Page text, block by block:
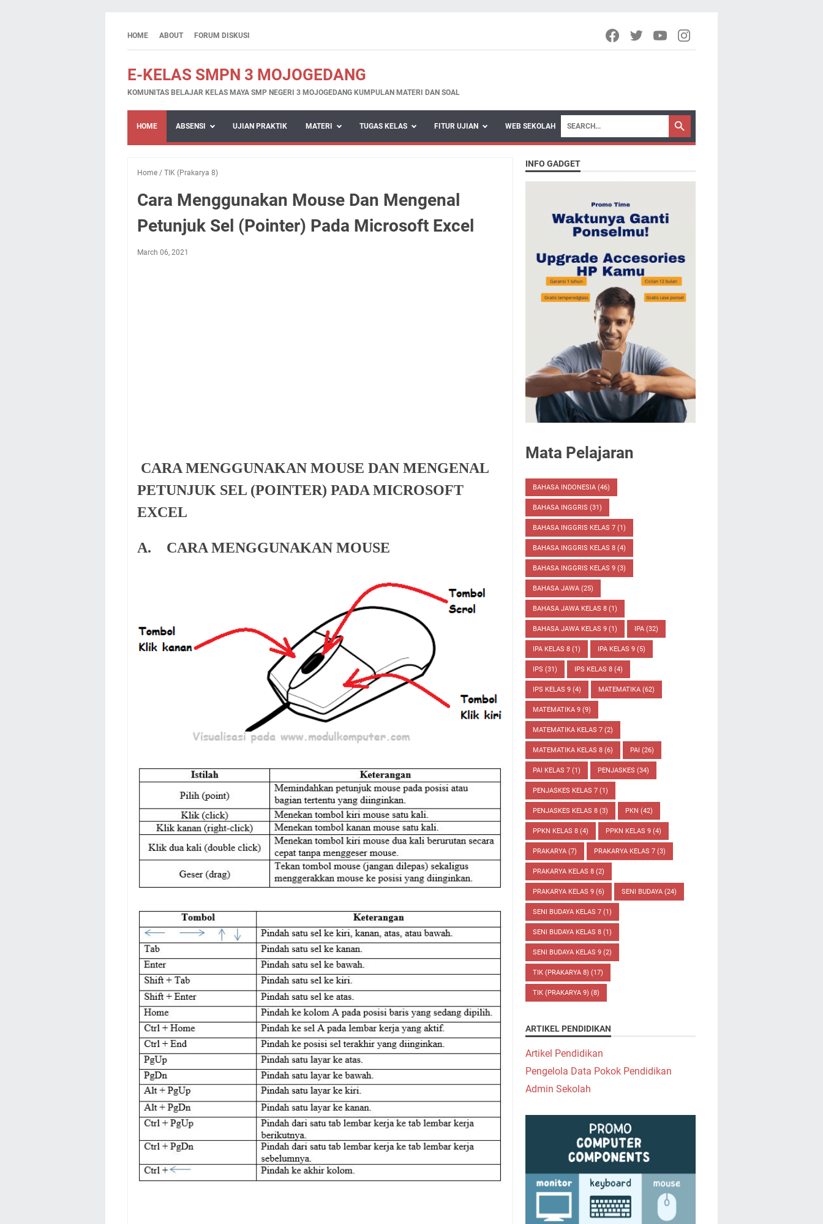
HOME ABOUT FORUM DISKUSI
E-KELAS SMPN 3 MOJOGEDANG
KOMUNITAS BELAJAR KELAS MAYA SMP NEGERI 3 MOJOGEDANG KUMPULAN MATERI DAN SOAL
HOME ABSENSI UJIAN PRAKTIK MATERI TUGAS KELAS FITUR UJIAN WEB SEKOLAH
Home / TIK (Prakarya 8)
Cara Menggunakan Mouse Dan Mengenal
Petunjuk Sel (Pointer) Pada Microsoft Excel
March 06, 2021
CARA MENGGUNAKAN MOUSE DAN MENGENAL
PETUNJUK SEL (POINTER) PADA MICROSOFT
EXCEL
A. CARA MENGGUNAKAN MOUSE
INFO GADGET
Mata Pelajaran
BAHASA INDONESIA (46)
BAHASA INGGRIS (31)
BAHASA INGGRIS KELAS 7 (1)
BAHASA INGGRIS KELAS 8 (4)
BAHASA INGGRIS KELAS 9 (3)
BAHASA JAWA (25)
BAHASA JAWA KELAS 8 (1)
BAHASA JAWA KELAS 9 (1) IPA (32)
IPA KELAS 8 (1) IPA KELAS 9 (5)
IPS (31) IPS KELAS 8 (4)
IPS KELAS 9 (4) MATEMATIKA (62)
MATEMATIKA 9 (9)
MATEMATIKA KELAS 7 (2)
MATEMATIKA KELAS 8 (6) PAI (26)
PAI KELAS 7 (1) PENJASKES (34)
PENJASKES KELAS 7 (1)
PENJASKES KELAS 8 (3) PKN (42)
PPKN KELAS 8 (4) PPKN KELAS 9 (4)
PRAKARYA (7) PRAKARYA KELAS 7 (3)
PRAKARYA KELAS 8 (2)
PRAKARYA KELAS 9 (6) SENI BUDAYA (24)
SENI BUDAYA KELAS 7 (1)
SENI BUDAYA KELAS 8 (1)
SENI BUDAYA KELAS 9 (2)
TIK (PRAKARYA 8) (17)
TIK (PRAKARYA 9) (8)
ARTIKEL PENDIDIKAN
Artikel Pendidikan
Pengelola Data Pokok Pendidikan
Admin Sekolah